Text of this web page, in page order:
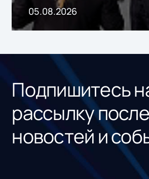
05.08.2026
Подпишитесь
рассылку
новостей и